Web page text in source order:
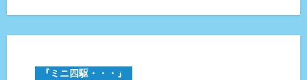
『ミニ四駆・・・』